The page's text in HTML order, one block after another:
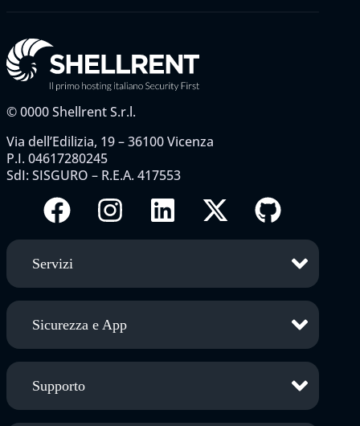
©0000Shellrent S.r.l.
Via dell’Edilizia, 19 – 36100 Vicenza
P.I. 04617280245
SdI: SISGURO – R.E.A. 417553
Servizi
Sicurezza e App
Supporto